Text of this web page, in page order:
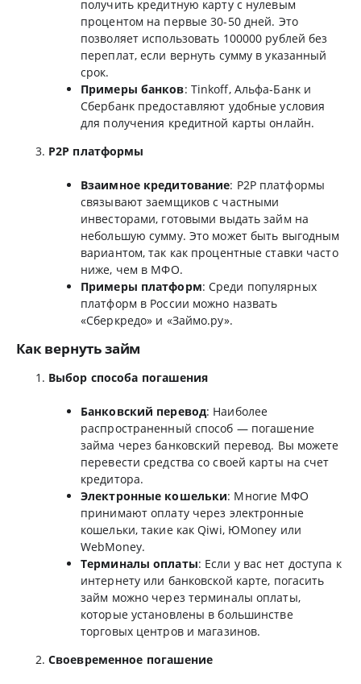
получить кредитную карту с нулевым
процентом на первые 30-50 дней. Это
позволяет использовать 100000 рублей без
переплат, если вернуть сумму в указанный
срок.
Примеры банков: Tinkoff, Альфа-Банк и
Сбербанк предоставляют удобные условия
для получения кредитной карты онлайн.
P2P платформы
Взаимное кредитование: P2P платформы
связывают заемщиков с частными
инвесторами, готовыми выдать займ на
небольшую сумму. Это может быть выгодным
вариантом, так как процентные ставки часто
ниже, чем в МФО.
Примеры платформ: Среди популярных
платформ в России можно назвать
«Сберкредо» и «Займо.ру».
Как вернуть займ
Выбор способа погашения
Банковский перевод: Наиболее
распространенный способ — погашение
займа через банковский перевод. Вы можете
перевести средства со своей карты на счет
кредитора.
Электронные кошельки: Многие МФО
принимают оплату через электронные
кошельки, такие как Qiwi, ЮMoney или
WebMoney.
Терминалы оплаты: Если у вас нет доступа к
интернету или банковской карте, погасить
займ можно через терминалы оплаты,
которые установлены в большинстве
торговых центров и магазинов.
Своевременное погашение